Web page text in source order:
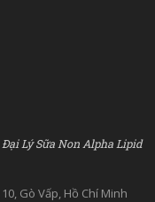
Đại Lý Sữa Non Alpha Lipid
Gò Vấp, Hồ Chí Minh